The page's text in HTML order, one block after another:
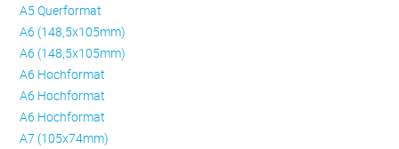
A5 Querformat
A6 (148,5x105mm)
A6 (148,5x105mm)
A6 Hochformat
A6 Hochformat
A6 Hochformat
A7 (105x74mm)